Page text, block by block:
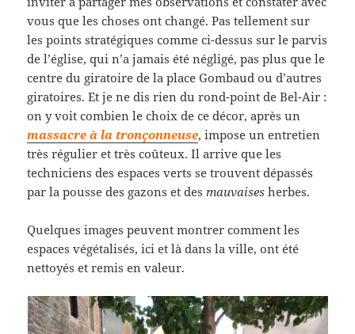
vous que les choses ont changé. Pas tellement sur
les points stratégiques comme ci-dessus sur le parvis
de l’église, qui n’a jamais été négligé, pas plus que le
centre du giratoire de la place Gombaud ou d’autres
giratoires. Et je ne dis rien du rond-point de Bel-Air :
on y voit combien le choix de ce décor, après un
massacre à la tronçonneuse, impose un entretien
très régulier et très coûteux. Il arrive que les
techniciens des espaces verts se trouvent dépassés
par la pousse des gazons et desmauvaises herbes.
Quelques images peuvent montrer comment les
espaces végétalisés, ici et là dans la ville, ont été
nettoyés et remis en valeur.